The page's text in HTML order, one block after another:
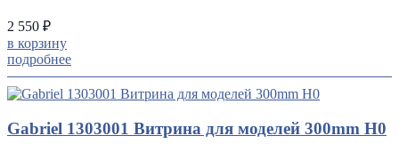
2 550 ₽
в корзину
подробнее
Gabriel 1303001 Витрина для моделей 300mm H0